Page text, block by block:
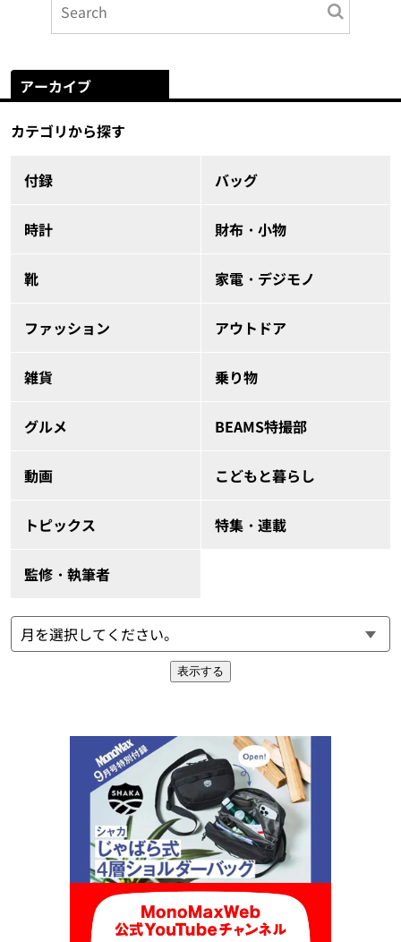
アーカイブ
カテゴリから探す
付録 バッグ
時計 財布・小物
靴 家電・デジモノ
ファッション アウトドア
雑貨 乗り物
グルメ BEAMS特撮部
動画 こどもと暮らし
トピックス 特集・連載
監修・執筆者
表示する